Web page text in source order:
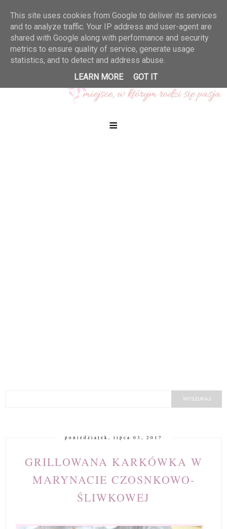
≡
poniedziałek, lipca 03, 2017
GRILLOWANA KARKÓWKA W
MARYNACIE CZOSNKOWO-
ŚLIWKOWEJ
This site uses cookies from Google to deliver its services
and to analyze traffic. Your IP address and user-agent are
shared with Google along with performance and security
metrics to ensure quality of service, generate usage
statistics, and to detect and address abuse.
LEARN MORE
GOT IT